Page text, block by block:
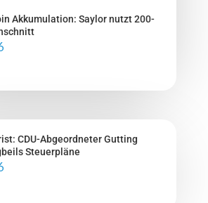
Akkumulation: Saylor nutzt 200-
CDU-Abgeordneter Gutting
Steuerpläne